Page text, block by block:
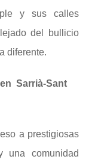
y sus calles
del bullicio
diferente.
Sarrià-Sant
a prestigiosas
una comunidad